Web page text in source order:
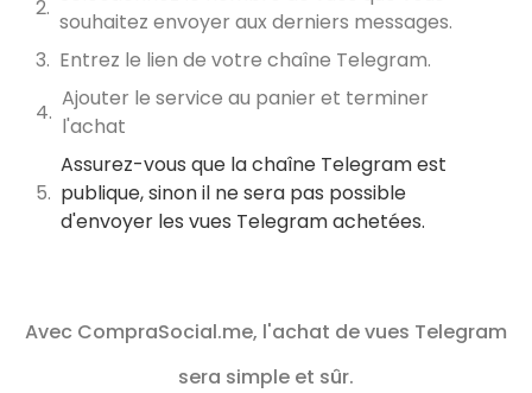
souhaitez envoyer aux derniers messages.
Entrez le lien de votre chaîne Telegram.
Ajouter le service au panier et terminer
l'achat
Assurez-vous que la chaîne Telegram est
publique, sinon il ne sera pas possible
d'envoyer les vues Telegram achetées.
Avec CompraSocial.me, l'achat de vues Telegram
sera simple et sûr.